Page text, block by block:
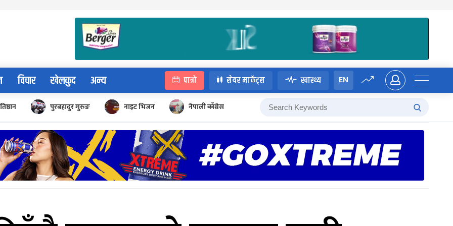
विचार खेलकुद अन्य पात्रो सेयर मार्केट्स स्वास्थ्य EN
पुरबहादुर गुरुङ नाइट भिजन नेपाली काँग्रेस